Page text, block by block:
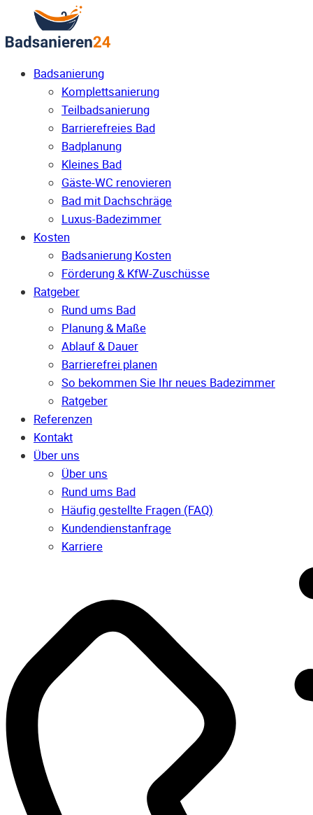
Badsanierung
Komplettsanierung
Teilbadsanierung
Barrierefreies Bad
Badplanung
Kleines Bad
Gäste-WC renovieren
Bad mit Dachschräge
Luxus-Badezimmer
Kosten
Badsanierung Kosten
Förderung & KfW-Zuschüsse
Ratgeber
Rund ums Bad
Planung & Maße
Ablauf & Dauer
Barrierefrei planen
So bekommen Sie Ihr neues Badezimmer
Ratgeber
Referenzen
Kontakt
Über uns
Über uns
Rund ums Bad
Häufig gestellte Fragen (FAQ)
Kunden­dienst­anfrage
Karriere